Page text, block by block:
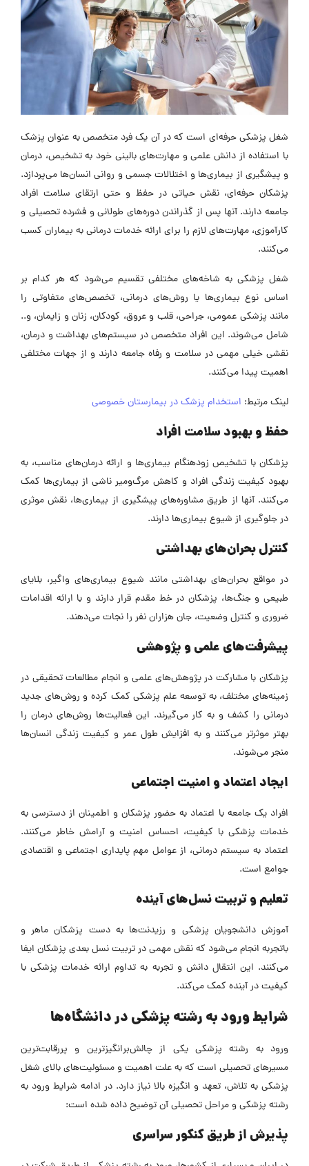
شغل پزشکی حرفه‌ای است که در آن یک فرد متخصص به عنوان پزشک
با استفاده از دانش علمی و مهارت‌های بالینی خود به تشخیص، درمان
و پیشگیری از بیماری‌ها و اختلالات جسمی و روانی انسان‌ها می‌پردازد.
پزشکان حرفه‌ای، نقش حیاتی در حفظ و حتی ارتقای سلامت افراد
جامعه دارند. آنها پس از گذراندن دوره‌های طولانی و فشرده تحصیلی و
کارآموزی، مهارت‌های لازم را برای ارائه خدمات درمانی به بیماران کسب
می‌کنند.
شغل پزشکی به شاخه‌های مختلفی تقسیم می‌شود که هر کدام بر
اساس نوع بیماری‌ها یا روش‌های درمانی، تخصص‌های متفاوتی را
مانند پزشکی عمومی، جراحی، قلب و عروق، کودکان، زنان و زایمان، و..
شامل می‌شوند. این افراد متخصص در سیستم‌های بهداشت و درمان،
نقشی خیلی مهمی در سلامت و رفاه جامعه دارند و از جهات مختلفی
اهمیت پیدا می‌کنند.
لینک مرتبط: استخدام پزشک در بیمارستان خصوصی
حفظ و بهبود سلامت افراد
پزشکان با تشخیص زودهنگام بیماری‌ها و ارائه درمان‌های مناسب، به
بهبود کیفیت زندگی افراد و کاهش مرگ‌ومیر ناشی از بیماری‌ها کمک
می‌کنند. آنها از طریق مشاوره‌های پیشگیری از بیماری‌ها، نقش موثری
در جلوگیری از شیوع بیماری‌ها دارند.
کنترل بحران‌های بهداشتی
در مواقع بحران‌های بهداشتی مانند شیوع بیماری‌های واگیر، بلایای
طبیعی و جنگ‌ها، پزشکان در خط مقدم قرار دارند و با ارائه اقدامات
ضروری و کنترل وضعیت، جان هزاران نفر را نجات می‌دهند.
پیشرفت‌های علمی و پژوهشی
پزشکان با مشارکت در پژوهش‌های علمی و انجام مطالعات تحقیقی در
زمینه‌های مختلف، به توسعه علم پزشکی کمک کرده و روش‌های جدید
درمانی را کشف و به کار می‌گیرند. این فعالیت‌ها روش‌های درمان را
بهتر موثرتر می‌کنند و به افزایش طول عمر و کیفیت زندگی انسان‌ها
منجر می‌شوند.
ایجاد اعتماد و امنیت اجتماعی
افراد یک جامعه با اعتماد به حضور پزشکان و اطمینان از دسترسی به
خدمات پزشکی با کیفیت، احساس امنیت و آرامش خاطر می‌کنند.
اعتماد به سیستم درمانی، از عوامل مهم پایداری اجتماعی و اقتصادی
جوامع است.
تعلیم و تربیت نسل‌های آینده
آموزش دانشجویان پزشکی و رزیدنت‌ها به دست پزشکان ماهر و
باتجربه انجام می‌شود که نقش مهمی در تربیت نسل بعدی پزشکان ایفا
می‌کنند. این انتقال دانش و تجربه به تداوم ارائه خدمات پزشکی با
کیفیت در آینده کمک می‌کند.
شرایط ورود به رشته پزشکی در دانشگاه‌ها
ورود به رشته پزشکی یکی از چالش‌برانگیزترین و پررقابت‌ترین
مسیرهای تحصیلی است که به علت اهمیت و مسئولیت‌های بالای شغل
پزشکی به تلاش، تعهد و انگیزه بالا نیاز دارد. در ادامه شرایط ورود به
رشته پزشکی و مراحل تحصیلی آن توضیح داده شده است:
پذیرش از طریق کنکور سراسری